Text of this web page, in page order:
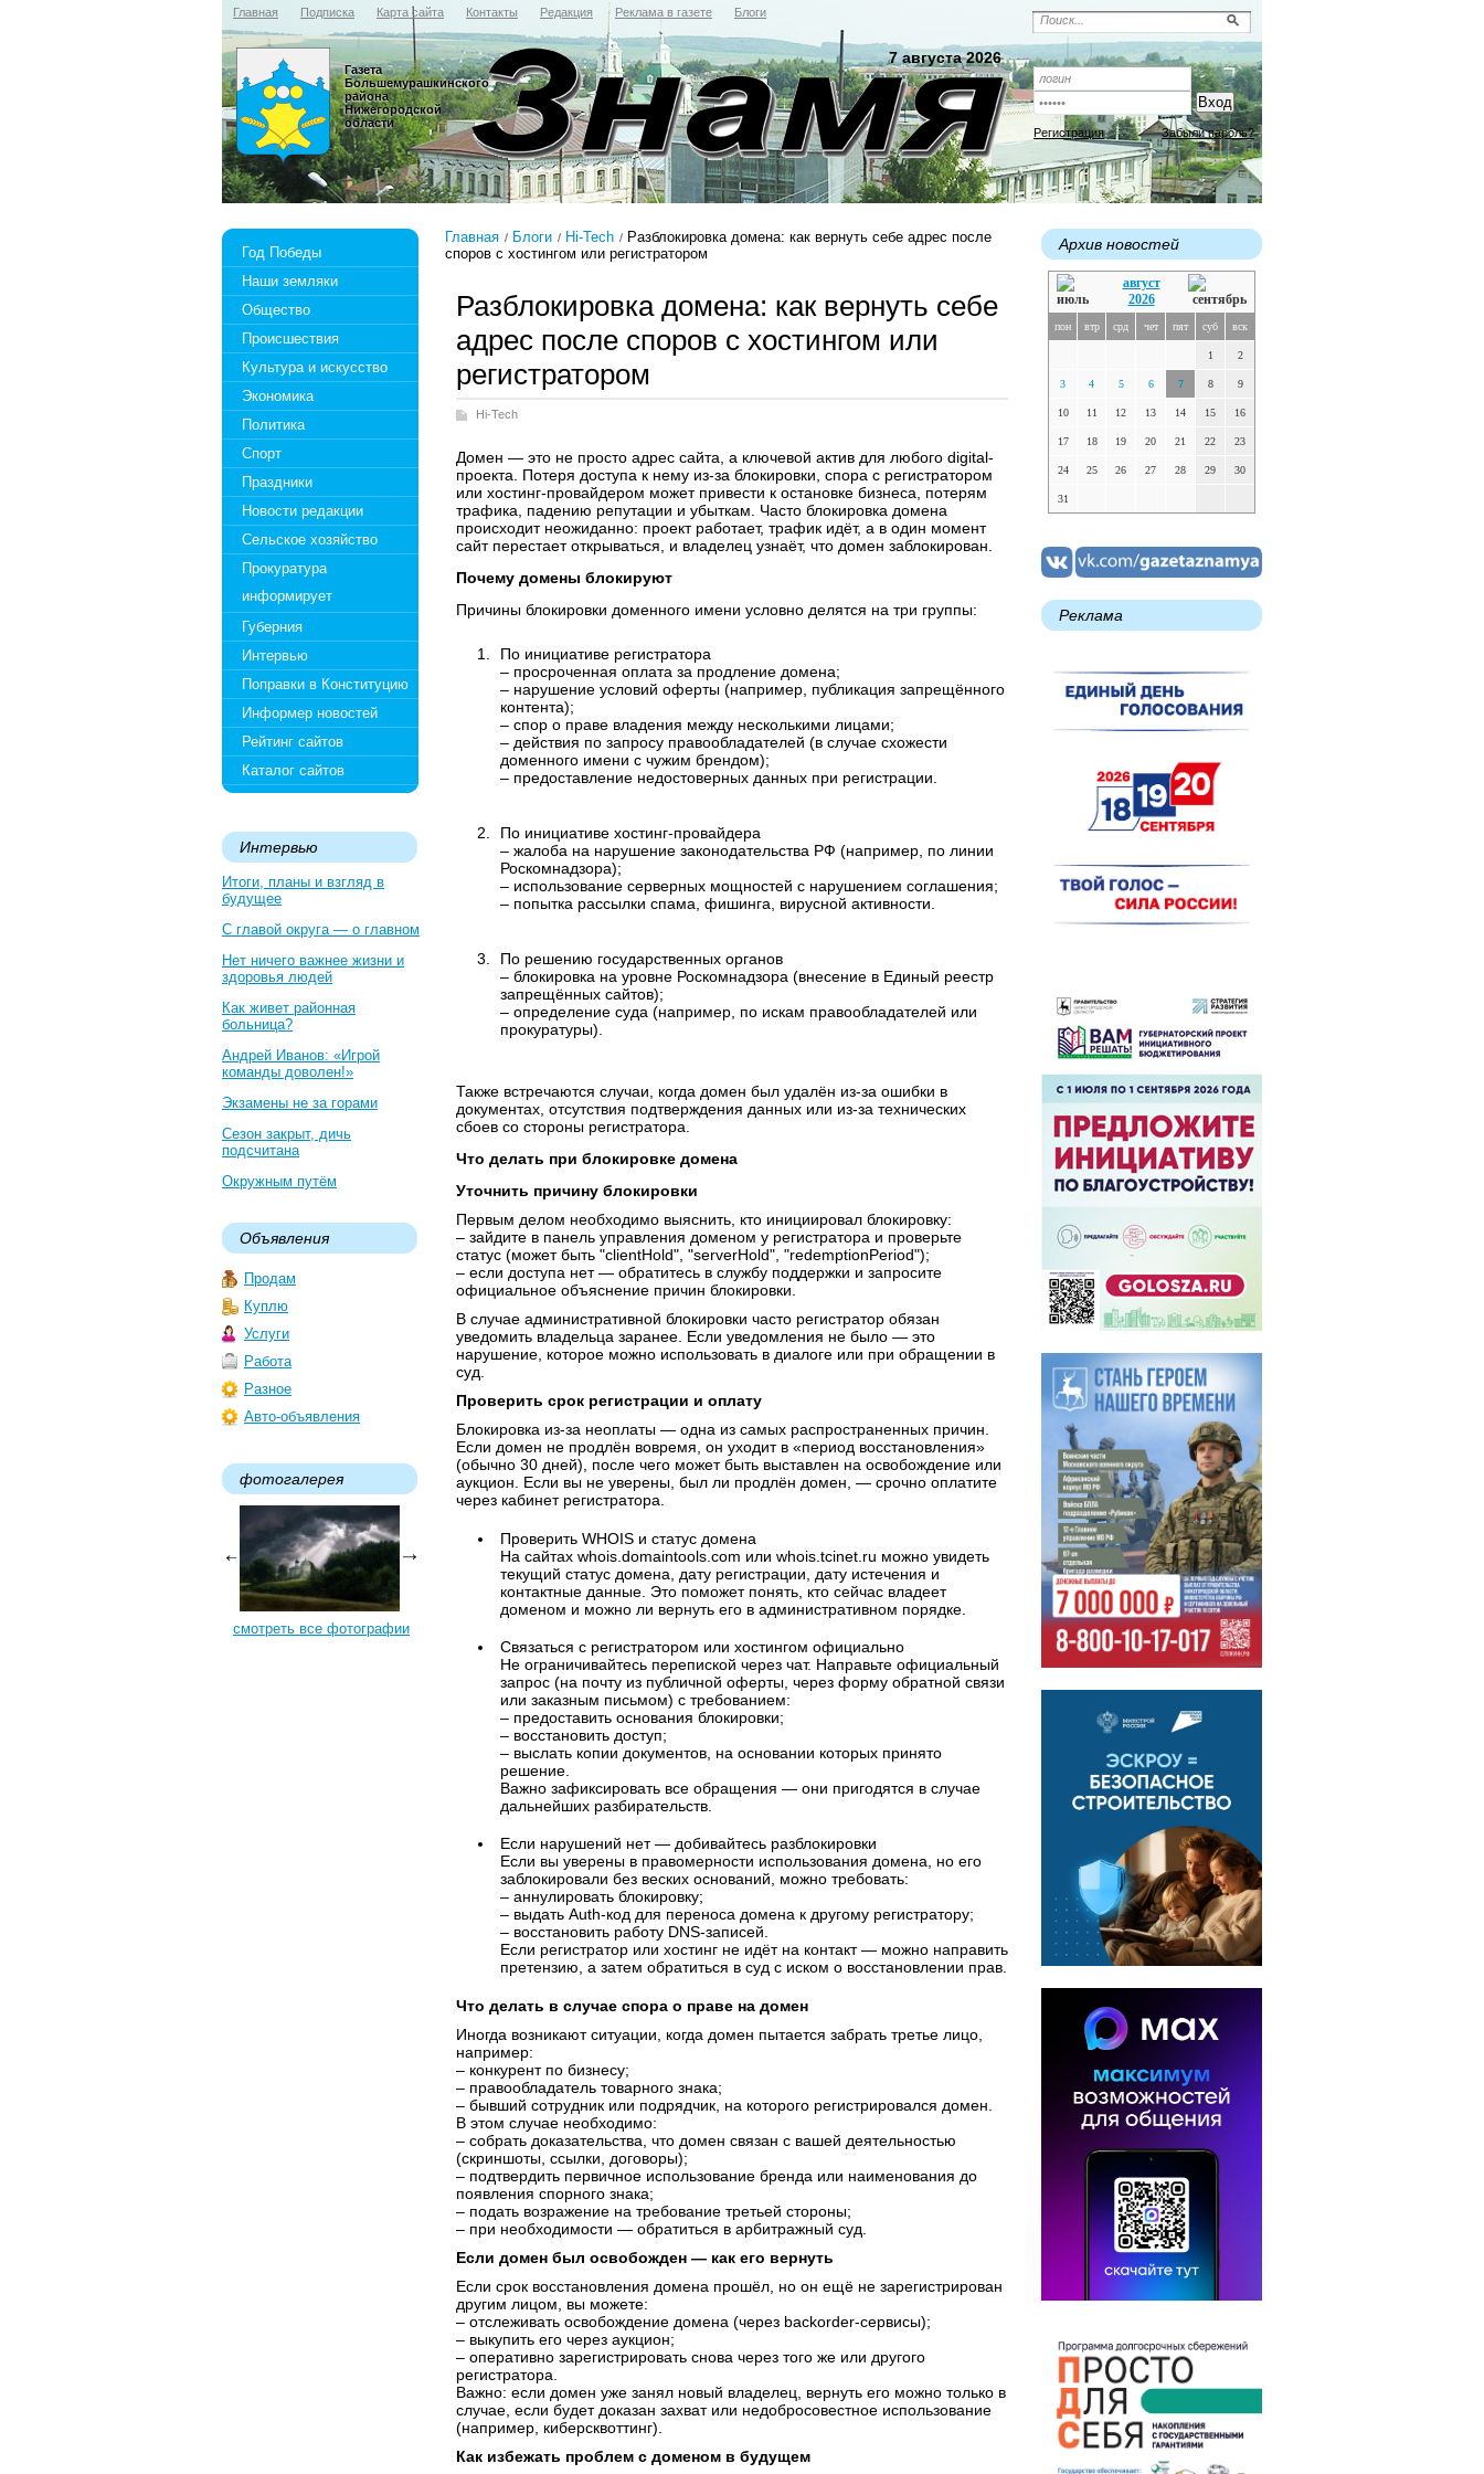
Главная Подписка Карта сайта Контакты Редакция Реклама в газете Блоги
Регистрация Забыли пароль?
7 августа 2026
Газета
Большемурашкинского
района
Нижегородской
области
Год Победы
Наши земляки
Общество
Происшествия
Культура и искусство
Экономика
Политика
Спорт
Праздники
Новости редакции
Сельское хозяйство
Прокуратура
информирует
Губерния
Интервью
Поправки в Конституцию
Информер новостей
Рейтинг сайтов
Каталог сайтов
Интервью
Итоги, планы и взгляд в
будущее
С главой округа — о главном
Нет ничего важнее жизни и
здоровья людей
Как живет районная
больница?
Андрей Иванов: «Игрой
команды доволен!»
Экзамены не за горами
Сезон закрыт, дичь
подсчитана
Окружным путём
Объявления
Продам
Куплю
Услуги
Работа
Разное
Авто-объявления
фотогалерея
смотреть все фотографии
Главная Блоги Hi-Tech
Разблокировка домена: как вернуть себе адрес после
споров с хостингом или регистратором
Разблокировка домена: как вернуть себе
адрес после споров с хостингом или
регистратором
Hi-Tech
Домен — это не просто адрес сайта, а ключевой актив для любого digital-
проекта. Потеря доступа к нему из-за блокировки, спора с регистратором
или хостинг-провайдером может привести к остановке бизнеса, потерям
трафика, падению репутации и убыткам. Часто блокировка домена
происходит неожиданно: проект работает, трафик идёт, а в один момент
сайт перестает открываться, и владелец узнаёт, что домен заблокирован.
Почему домены блокируют
Причины блокировки доменного имени условно делятся на три группы:
По инициативе регистратора
– просроченная оплата за продление домена;
– нарушение условий оферты (например, публикация запрещённого
контента);
– спор о праве владения между несколькими лицами;
– действия по запросу правообладателей (в случае схожести
доменного имени с чужим брендом);
– предоставление недостоверных данных при регистрации.
По инициативе хостинг-провайдера
– жалоба на нарушение законодательства РФ (например, по линии
Роскомнадзора);
– использование серверных мощностей с нарушением соглашения;
– попытка рассылки спама, фишинга, вирусной активности.
По решению государственных органов
– блокировка на уровне Роскомнадзора (внесение в Единый реестр
запрещённых сайтов);
– определение суда (например, по искам правообладателей или
прокуратуры).
Также встречаются случаи, когда домен был удалён из-за ошибки в
документах, отсутствия подтверждения данных или из-за технических
сбоев со стороны регистратора.
Что делать при блокировке домена
Уточнить причину блокировки
Первым делом необходимо выяснить, кто инициировал блокировку:
– зайдите в панель управления доменом у регистратора и проверьте
статус (может быть "clientHold", "serverHold", "redemptionPeriod");
– если доступа нет — обратитесь в службу поддержки и запросите
официальное объяснение причин блокировки.
В случае административной блокировки часто регистратор обязан
уведомить владельца заранее. Если уведомления не было — это
нарушение, которое можно использовать в диалоге или при обращении в
суд.
Проверить срок регистрации и оплату
Блокировка из-за неоплаты — одна из самых распространенных причин.
Если домен не продлён вовремя, он уходит в «период восстановления»
(обычно 30 дней), после чего может быть выставлен на освобождение или
аукцион. Если вы не уверены, был ли продлён домен, — срочно оплатите
через кабинет регистратора.
Проверить WHOIS и статус домена
На сайтах whois.domaintools.com или whois.tcinet.ru можно увидеть
текущий статус домена, дату регистрации, дату истечения и
контактные данные. Это поможет понять, кто сейчас владеет
доменом и можно ли вернуть его в административном порядке.
Связаться с регистратором или хостингом официально
Не ограничивайтесь перепиской через чат. Направьте официальный
запрос (на почту из публичной оферты, через форму обратной связи
или заказным письмом) с требованием:
– предоставить основания блокировки;
– восстановить доступ;
– выслать копии документов, на основании которых принято
решение.
Важно зафиксировать все обращения — они пригодятся в случае
дальнейших разбирательств.
Если нарушений нет — добивайтесь разблокировки
Если вы уверены в правомерности использования домена, но его
заблокировали без веских оснований, можно требовать:
– аннулировать блокировку;
– выдать Auth-код для переноса домена к другому регистратору;
– восстановить работу DNS-записей.
Если регистратор или хостинг не идёт на контакт — можно направить
претензию, а затем обратиться в суд с иском о восстановлении прав.
Что делать в случае спора о праве на домен
Иногда возникают ситуации, когда домен пытается забрать третье лицо,
например:
– конкурент по бизнесу;
– правообладатель товарного знака;
– бывший сотрудник или подрядчик, на которого регистрировался домен.
В этом случае необходимо:
– собрать доказательства, что домен связан с вашей деятельностью
(скриншоты, ссылки, договоры);
– подтвердить первичное использование бренда или наименования до
появления спорного знака;
– подать возражение на требование третьей стороны;
– при необходимости — обратиться в арбитражный суд.
Если домен был освобожден — как его вернуть
Если срок восстановления домена прошёл, но он ещё не зарегистрирован
другим лицом, вы можете:
– отслеживать освобождение домена (через backorder-сервисы);
– выкупить его через аукцион;
– оперативно зарегистрировать снова через того же или другого
регистратора.
Важно: если домен уже занял новый владелец, вернуть его можно только в
случае, если будет доказан захват или недобросовестное использование
(например, киберсквоттинг).
Как избежать проблем с доменом в будущем
Архив новостей
август
2026
пон втр срд чет пят суб вск
1 2
3 4 5 6 7 8 9
10 11 12 13 14 15 16
17 18 19 20 21 22 23
24 25 26 27 28 29 30
31
Реклама